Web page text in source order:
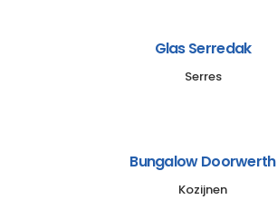
Glas Serredak
Serres
Bungalow Doorwerth
Kozijnen